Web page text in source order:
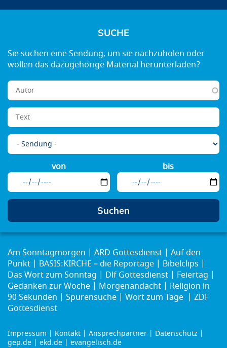
SUCHE
von bis
Am Sonntagmorgen ARD Gottesdienst
Auf den
Punkt
BASIS:KIRCHE – die Reportage
Bibelclips
Das Wort zum Sonntag
Dlf Gottesdienst
Feiertag
Gedanken zur Woche
Morgenandacht
Religion in
90 Sekunden
Spurensuche Wort zum Tage
ZDF
Gottesdienst
Impressum Kontakt Ansprechpartner
Datenschutz
gep.de
ekd.de evangelisch.de